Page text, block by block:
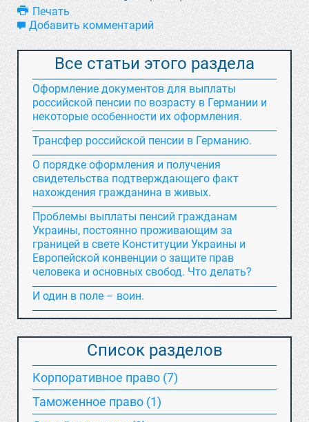
Печать
Добавить комментарий
Все статьи этого раздела
Оформление документов для выплаты
российской пенсии по возрасту в Германии и
некоторые особенности их оформления.
Трансфер российской пенсии в Германию.
О порядке оформления и получения
свидетельства подтверждающего факт
нахождения гражданина в живых.
Проблемы выплаты пенсий гражданам
Украины, постоянно проживающим за
границей в свете Конституции Украины и
Европейской конвенции о защите прав
человека и основных свобод. Что делать?
И один в поле – воин.
Список разделов
Корпоративное право (7)
Таможенное право (1)